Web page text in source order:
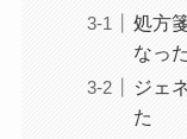
処方
なった
ジェ
た